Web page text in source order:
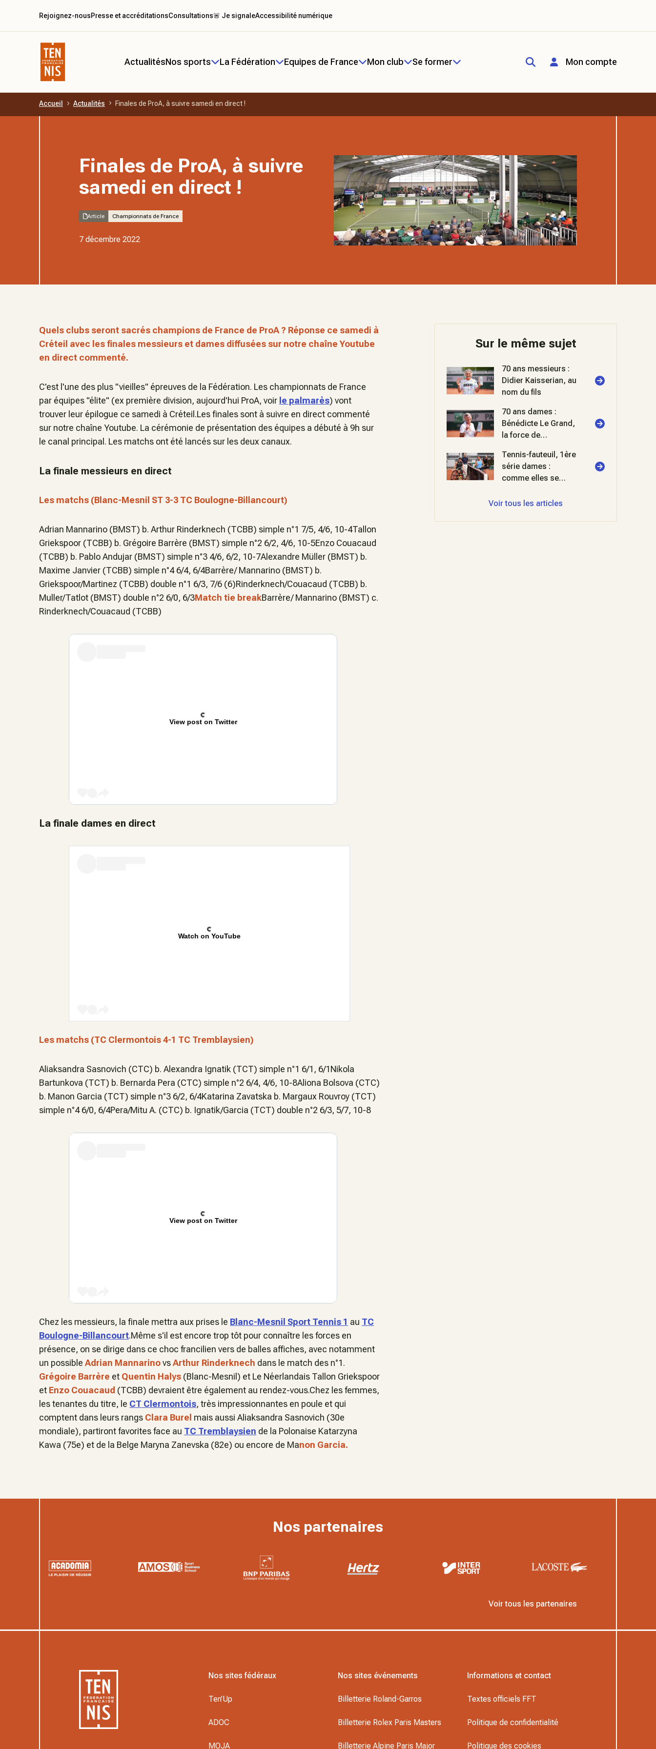
Aller au contenu principal
ActualitésNos sports La Fédération Equipes de France Mon club Se former Mon compte
Rejoignez-nousPresse et accréditationsConsultations🚨 Je signaleAccessibilité numérique
Accueil Actualités Finales de ProA, à suivre samedi en direct !
Finales de ProA, à suivre
samedi en direct !
Article Championnats de France
7 décembre 2022
Quels clubs seront sacrés champions de France de ProA ? Réponse ce samedi à
Créteil avec les finales messieurs et dames diffusées sur notre chaîne Youtube
en direct commenté.
C'est l'une des plus "vieilles" épreuves de la Fédération. Les championnats de France
par équipes "élite" (ex première division, aujourd'hui ProA, voir le palmarès) vont
trouver leur épilogue ce samedi à Créteil.Les finales sont à suivre en direct commenté
sur notre chaîne Youtube. La cérémonie de présentation des équipes a débuté à 9h sur
le canal principal. Les matchs ont été lancés sur les deux canaux.
La finale messieurs en direct
Les matchs (Blanc-Mesnil ST 3-3 TC Boulogne-Billancourt)
Adrian Mannarino (BMST) b. Arthur Rinderknech (TCBB) simple n°1 7/5, 4/6, 10-4Tallon
Griekspoor (TCBB) b. Grégoire Barrère (BMST) simple n°2 6/2, 4/6, 10-5Enzo Couacaud
(TCBB) b. Pablo Andujar (BMST) simple n°3 4/6, 6/2, 10-7Alexandre Müller (BMST) b.
Maxime Janvier (TCBB) simple n°4 6/4, 6/4Barrère/ Mannarino (BMST) b.
Griekspoor/Martinez (TCBB) double n°1 6/3, 7/6 (6)Rinderknech/Couacaud (TCBB) b.
Muller/Tatlot (BMST) double n°2 6/0, 6/3Match tie breakBarrère/ Mannarino (BMST) c.
Rinderknech/Couacaud (TCBB)
View post on Twitter
La finale dames en direct
Watch on YouTube
Les matchs (TC Clermontois 4-1 TC Tremblaysien)
Aliaksandra Sasnovich (CTC) b. Alexandra Ignatik (TCT) simple n°1 6/1, 6/1Nikola
Bartunkova (TCT) b. Bernarda Pera (CTC) simple n°2 6/4, 4/6, 10-8Aliona Bolsova (CTC)
b. Manon Garcia (TCT) simple n°3 6/2, 6/4Katarina Zavatska b. Margaux Rouvroy (TCT)
simple n°4 6/0, 6/4Pera/Mitu A. (CTC) b. Ignatik/Garcia (TCT) double n°2 6/3, 5/7, 10-8
View post on Twitter
Chez les messieurs, la finale mettra aux prises le Blanc-Mesnil Sport Tennis 1 au TC
Boulogne-Billancourt.Même s'il est encore trop tôt pour connaître les forces en
présence, on se dirige dans ce choc francilien vers de balles affiches, avec notamment
un possible Adrian MannarinovsArthur Rinderknech dans le match des n°1.
Grégoire Barrère et Quentin Halys (Blanc-Mesnil) et Le Néerlandais Tallon Griekspoor
et Enzo Couacaud (TCBB) devraient être également au rendez-vous.Chez les femmes,
les tenantes du titre, le CT Clermontois, très impressionnantes en poule et qui
comptent dans leurs rangs Clara Burel mais aussi Aliaksandra Sasnovich (30e
mondiale), partiront favorites face au TC Tremblaysien de la Polonaise Katarzyna
Kawa (75e) et de la Belge Maryna Zanevska (82e) ou encore de Manon Garcia.
Sur le même sujet
70 ans messieurs :
Didier Kaisserian, au
nom du fils
70 ans dames :
Bénédicte Le Grand,
la force de
Tennis-fauteuil, 1ère
série dames :
comme elles se
Voir tous les articles
Nos partenaires
Voir tous les partenaires
Nos sites fédéraux
Ten’Up
ADOC
MOJA
Nos sites événements
Billetterie Roland-Garros
Billetterie Rolex Paris Masters
Billetterie Alpine Paris Major
Informations et contact
Textes officiels FFT
Politique de confidentialité
Politique des cookies